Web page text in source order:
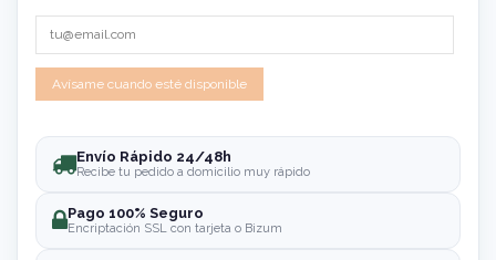
Envío Rápido 24/48h
Recibe tu pedido a domicilio muy rápido
Pago 100% Seguro
Encriptación SSL con tarjeta o Bizum